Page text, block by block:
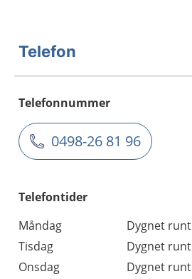
Telefon
Telefonnummer
0498-26 81 96
Telefontider
Måndag
Dygnet runt
Tisdag
Dygnet runt
Onsdag
Dygnet runt